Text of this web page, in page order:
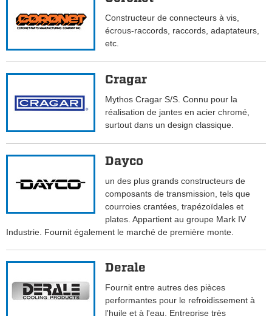
Constructeur de connecteurs à vis,
écrous-raccords, raccords, adaptateurs,
etc.
Cragar
Mythos Cragar S/S. Connu pour la
réalisation de jantes en acier chromé,
surtout dans un design classique.
Dayco
un des plus grands constructeurs de
composants de transmission, tels que
courroies crantées, trapézoïdales et
plates. Appartient au groupe Mark IV
Industrie. Fournit également le marché de première monte.
Derale
Fournit entre autres des pièces
performantes pour le refroidissement à
l'huile et à l'eau. Entreprise très